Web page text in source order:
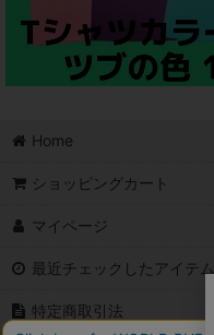
Home
ショッピングカート
マイページ
最近チェックしたアイテム
特定商取引法